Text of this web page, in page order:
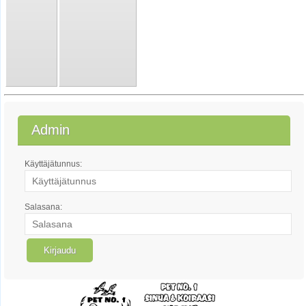
Admin
Käyttäjätunnus:
Salasana: